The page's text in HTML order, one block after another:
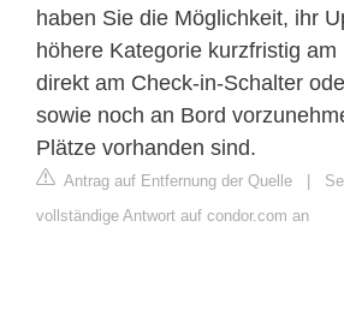
haben Sie die Möglichkeit, ihr
höhere Kategorie kurzfristig am
direkt am Check-in-Schalter
sowie noch an Bord
Plätze vorhanden sind.
Antrag auf Entfernung der Quelle |
vollständige Antwort auf condor.com an